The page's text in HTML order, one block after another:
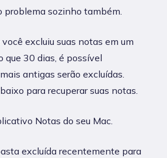
problema sozinho também.
você excluiu suas notas em um
que 30 dias, é possível
antigas serão excluídas.
para recuperar suas notas.
Notas do seu Mac.
excluída recentemente para